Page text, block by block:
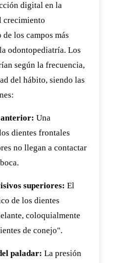
digital en la
crecimiento
los campos más
odontopediatría. Los
según la frecuencia,
del hábito, siendo las
Una
dientes frontales
no llegan a contactar
superiores: El
de los dientes
coloquialmente
de conejo".
paladar: La presión